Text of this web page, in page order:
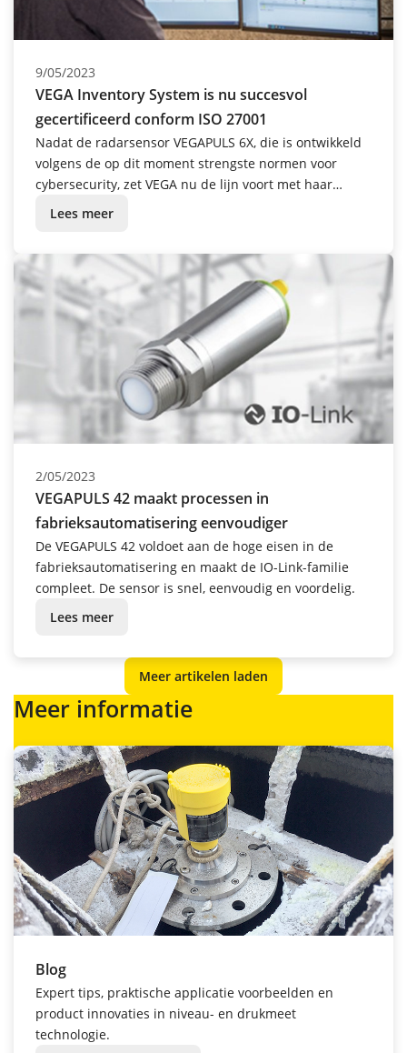
9/05/2023
VEGA Inventory System is nu succesvol
gecertificeerd conform ISO 27001
Nadat de radarsensor VEGAPULS 6X, die is ontwikkeld
volgens de op dit moment strengste normen voor
cybersecurity, zet VEGA nu de lijn voort met haar
cloudservices: het VEGA Inventory System is met
Lees meer
2/05/2023
VEGAPULS 42 maakt processen in
fabrieksautomatisering eenvoudiger
De VEGAPULS 42 voldoet aan de hoge eisen in de
fabrieksautomatisering en maakt de IO-Link-familie
compleet. De sensor is snel, eenvoudig en voordelig.
Lees meer
Meer artikelen laden
Meer informatie
Blog
Expert tips, praktische applicatie voorbeelden en
product innovaties in niveau- en drukmeet
technologie.